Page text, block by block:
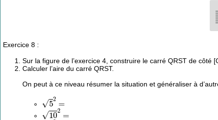
Exercice 8 :
Sur la figure de l’exercice 4, construire le carré QRST de côté
Calculer l’aire du carré QRST.
On peut à ce niveau résumer la situation et généraliser à
2=
102=